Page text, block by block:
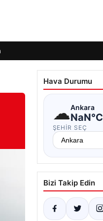
Hava Durumu
☁Ankara
NaN°C
ŞEHIR SEÇ
Bizi Takip Edin